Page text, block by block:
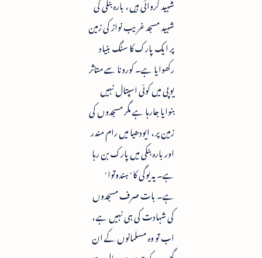
شہید مسجد غریب نواز کی زمین
پر ایک پارک کا سنگ بنیاد
رکھوایا ہے۔ کورونا سے متاثر
یوپی میں کوئی اسپتال نہیں
بنوایا جارہا ہے مگر مسجدوں کی
زمین پر ، ایودھیا میں رام مندر
اور بارہ بنکی میں پارک بن رہا
ہے۔ یہ یوگی کا ' ہندوتوا '
ہے۔ بات صرف مسجدوں
کی شہادت کی ہی نہیں ہے ،
اب تو وہ مسلمانوں کے ان